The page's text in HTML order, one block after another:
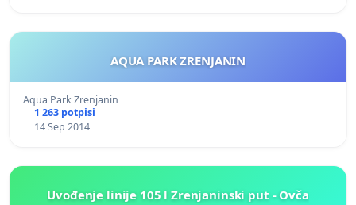
AQUA PARK ZRENJANIN
Aqua Park Zrenjanin
1 263 potpisi
14 Sep 2014
Uvođenje linije 105 l Zrenjaninski put - Ovča